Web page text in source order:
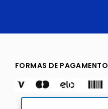
FORMAS DE PAGAMENTO